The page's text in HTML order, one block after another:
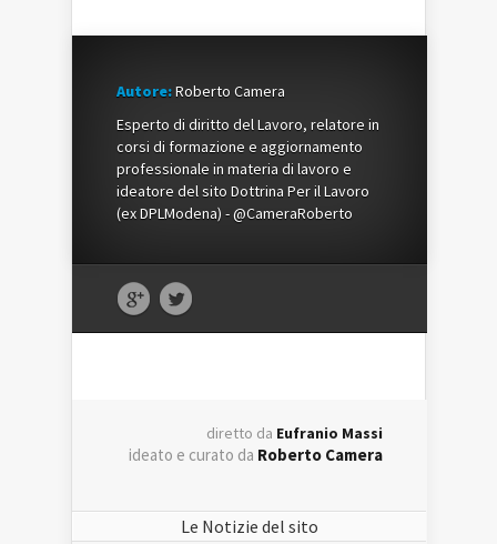
Autore:Roberto Camera
Esperto di diritto del Lavoro, relatore in
corsi di formazione e aggiornamento
professionale in materia di lavoro e
ideatore del sito Dottrina Per il Lavoro
(ex DPLModena) - @CameraRoberto
diretto da Eufranio Massi
ideato e curato da Roberto Camera
Le Notizie del sito